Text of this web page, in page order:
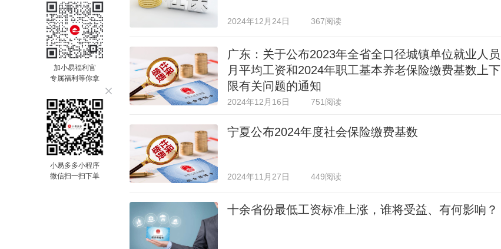
加小易福利官
专属福利等你拿
小易多多小程序
微信扫一扫下单
2024年12月24日 367阅读
广东：关于公布2023年全省全口径城镇单位就业人员
月平均工资和2024年职工基本养老保险缴费基数上下
限有关问题的通知
2024年12月16日 751阅读
宁夏公布2024年度社会保险缴费基数
2024年11月27日 449阅读
十余省份最低工资标准上涨，谁将受益、有何影响？